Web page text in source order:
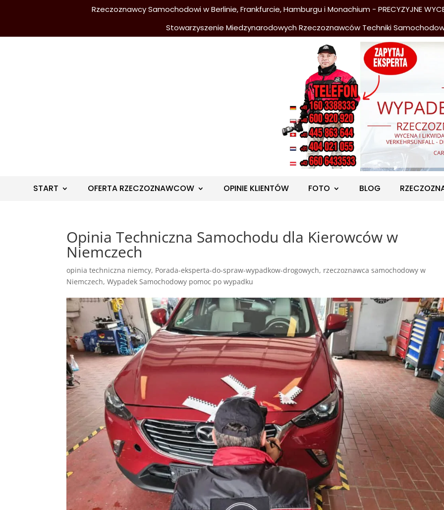
Rzeczoznawcy Samochodowi w Berlinie, Frankfurcie, Hamburgu i Monachium - PRECYZYJNE
Stowarzyszenie Miedzynarodowych Rzeczoznawców Techniki
START OFERTA RZECZOZNAWCOW OPINIE KLIENTÓW FOTO BLOG
Opinia Techniczna Samochodu dla Kierowców w
Niemczech
opinia techniczna niemcy, Porada-eksperta-do-spraw-wypadkow-drogowych, rzeczoznawca samochodowy w
Niemczech,Wypadek Samochodowy pomoc po wypadku